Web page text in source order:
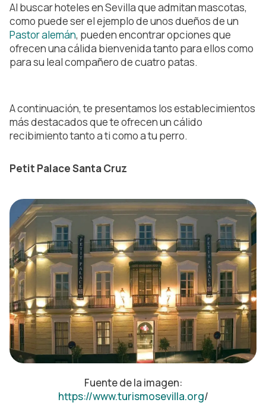
Al buscar hoteles en Sevilla que admitan mascotas,
como puede ser el ejemplo de unos dueños de un
Pastor alemán, pueden encontrar opciones que
ofrecen una cálida bienvenida tanto para ellos como
para su leal compañero de cuatro patas.
A continuación, te presentamos los establecimientos
más destacados que te ofrecen un cálido
recibimiento tanto a ti como a tu perro.
Petit Palace Santa Cruz
Fuente de la imagen:
https://www.turismosevilla.org/